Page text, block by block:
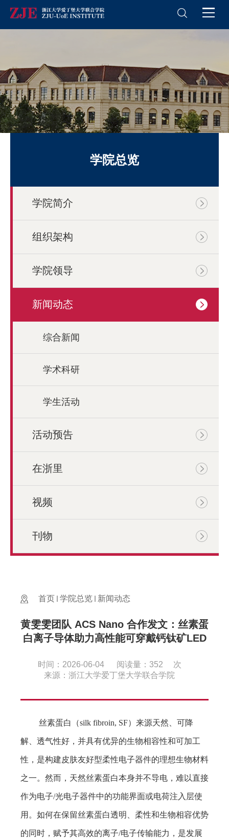
学院总览
学院简介
组织架构
学院领导
新闻动态
综合新闻
学术科研
学生活动
活动预告
在浙里
视频
刊物
首页 学院总览 新闻动态
黄雯雯团队 ACS Nano 合作发文：丝素蛋
白离子导体助力高性能可穿戴钙钛矿LED
时间：2026-06-04 阅读量： 352
次
来源：浙江大学爱丁堡大学联合学院
丝素蛋白（silk fibroin, SF）来源天然、可降
解、透气性好，并具有优异的生物相容性和可加工
性，是构建皮肤友好型柔性电子器件的理想生物材料
之一。然而，天然丝素蛋白本身并不导电，难以直接
作为电子/光电子器件中的功能界面或电荷注入层使
用。如何在保留丝素蛋白透明、柔性和生物相容优势
的同时，赋予其高效的离子/电子传输能力，是发展